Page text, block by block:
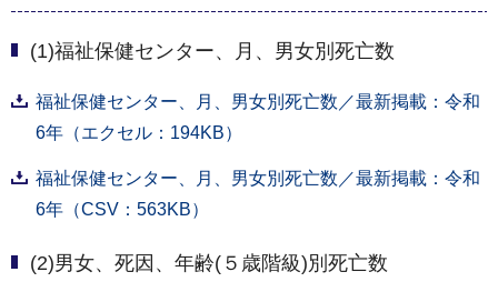
(1)福祉保健センター、月、男女別死亡数
福祉保健センター、月、男女別死亡数／最新掲載：令和
6年（エクセル：194KB）
福祉保健センター、月、男女別死亡数／最新掲載：令和
6年（CSV：563KB）
(2)男女、死因、年齢(５歳階級)別死亡数